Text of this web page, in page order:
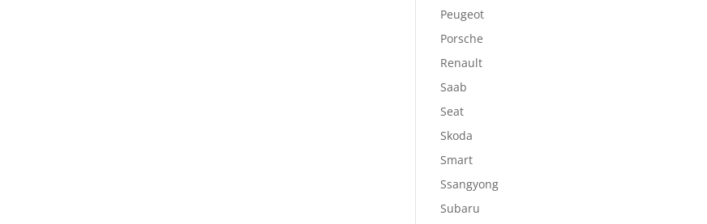
Peugeot
Porsche
Renault
Saab
Seat
Skoda
Smart
Ssangyong
Subaru